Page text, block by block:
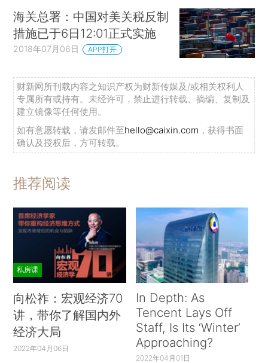
海关总署：中国对美关税反制
措施已于6日12:01正式实施
2018年07月06日 APP打开
财新网所刊载内容之知识产权为财新传媒及/或相关权利人
专属所有或持有。未经许可，禁止进行转载、摘编、复制及
建立镜像等任何使用。
如有意愿转载，请发邮件至hello@caixin.com ，获得书面
确认及授权后，方可转载。
推荐阅读
私房课
向松祚：宏观经济70
讲，带你了解国内外
经济大局
2022年04月06日
In Depth: As
Tencent Lays Off
Staff, Is Its ‘Winter’
Approaching?
2022年04月01日